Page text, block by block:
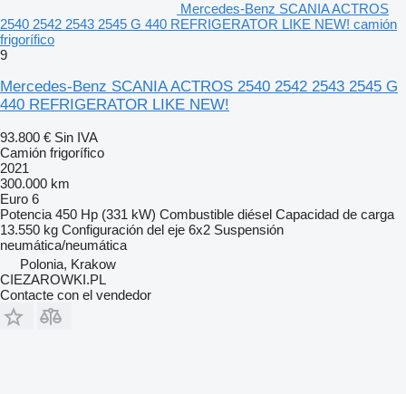
Mercedes-Benz SCANIA ACTROS
2540 2542 2543 2545 G 440 REFRIGERATOR LIKE NEW! camión
frigorífico
9
Mercedes-Benz SCANIA ACTROS 2540 2542 2543 2545 G
440 REFRIGERATOR LIKE NEW!
93.800 € Sin IVA
Camión frigorífico
2021
300.000 km
Euro 6
Potencia 450 Hp (331 kW) Combustible diésel Capacidad de carga
13.550 kg Configuración del eje 6x2 Suspensión
neumática/neumática
Polonia, Krakow
CIEZAROWKI.PL
Contacte con el vendedor